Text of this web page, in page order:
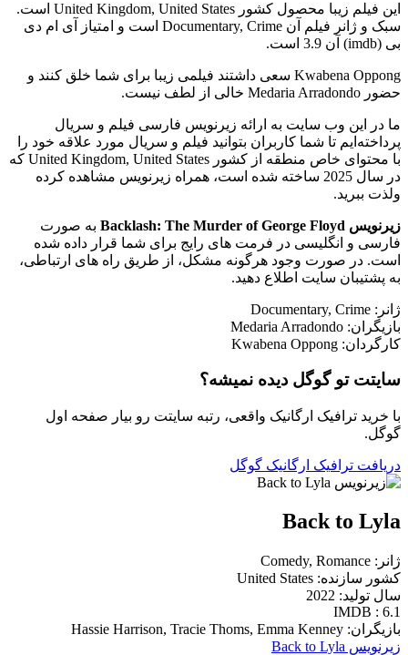
این فیلم زیبا محصول کشور United Kingdom, United States است.
سبک و ژانر فیلم آن Documentary, Crime است و امتیاز آی ام دی
بی (imdb) آن 3.9 است.
Kwabena Oppong سعی داشتند فیلمی زیبا برای شما خلق کنند و
حضور Medaria Arradondo خالی از لطف نیست.
ما در این وب سایت به ارائه زیرنویس فارسی فیلم و سریال
پرداخته‌ایم تا شما کاربران بتوانید فیلم و سریال مورد علاقه خود را
با محتوای خاص منطقه از کشور United Kingdom, United States که
در سال 2025 ساخته شده است، همراه زیرنویس مشاهده کرده
ولذت ببرید.
زیرنویس Backlash: The Murder of George Floyd
به صورت
فارسی و انگلیسی در فرمت های رایج برای شما قرار داده شده
است. در صورت وجود هرگونه مشکل، از طریق راه های ارتباطی،
به پشتیبان سایت اطلاع دهید.
ژانر: Documentary, Crime
بازیگران: Medaria Arradondo
کارگردان: Kwabena Oppong
سایتت تو گوگل دیده نمیشه؟
با خرید ترافیک ارگانیک واقعی، رتبه سایتت رو بیار صفحه اول
گوگل.
دریافت ترافیک ارگانیک گوگل
Back to Lyla
ژانر: Comedy, Romance
کشور سازنده: United States
سال تولید: 2022
IMDB : 6.1
بازیگران: Hassie Harrison, Tracie Thoms, Emma Kenney
زیرنویس Back to Lyla